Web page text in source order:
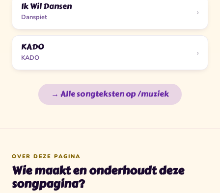
Ik Wil Dansen
Danspiet ›
KADO
KADO ›
→ Alle songteksten op /muziek
OVER DEZE PAGINA
Wie maakt en onderhoudt deze
songpagina?